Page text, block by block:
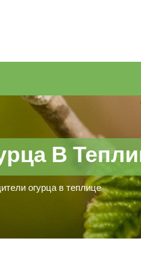
В
огурца в теплице